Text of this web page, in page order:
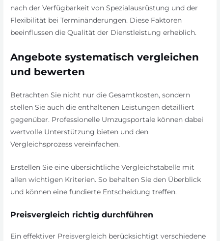
nach der Verfügbarkeit von Spezialausrüstung und der
Flexibilität bei Terminänderungen. Diese Faktoren
beeinflussen die Qualität der Dienstleistung erheblich.
Angebote systematisch vergleichen
und bewerten
Betrachten Sie nicht nur die Gesamtkosten, sondern
stellen Sie auch die enthaltenen Leistungen detailliert
gegenüber. Professionelle Umzugsportale können dabei
wertvolle Unterstützung bieten und den
Vergleichsprozess vereinfachen.
Erstellen Sie eine übersichtliche Vergleichstabelle mit
allen wichtigen Kriterien. So behalten Sie den Überblick
und können eine fundierte Entscheidung treffen.
Preisvergleich richtig durchführen
Ein effektiver Preisvergleich berücksichtigt verschiedene